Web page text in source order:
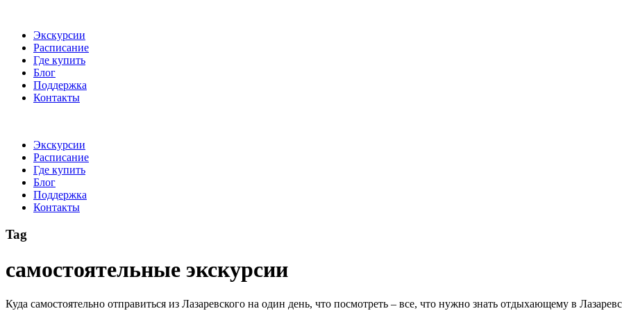
Экскурсии
Расписание
Где купить
Блог
Поддержка
Контакты
Экскурсии
Расписание
Где купить
Блог
Поддержка
Контакты
Tag
самостоятельные экскурсии
Куда самостоятельно отправиться из Лазаревского на один день, что посмотреть – все, что нужно знать отдыхающему в